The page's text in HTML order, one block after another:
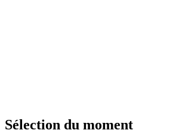
Sélection du moment